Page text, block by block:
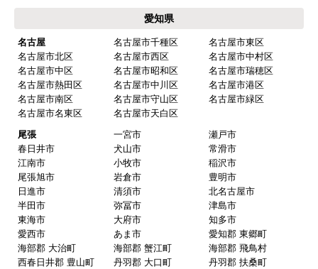
愛知県
名古屋 名古屋市千種区
名古屋市東区
名古屋市北区
名古屋市西区
名古屋市中村区
名古屋市中区
名古屋市昭和区
名古屋市瑞穂区
名古屋市熱田区
名古屋市中川区
名古屋市港区
名古屋市南区
名古屋市守山区
名古屋市緑区
名古屋市名東区
名古屋市天白区
尾張
一宮市
瀬戸市
春日井市
犬山市
常滑市
江南市
小牧市
稲沢市
尾張旭市
岩倉市
豊明市
日進市
清須市
北名古屋市
半田市
弥冨市
津島市
東海市
大府市
知多市
愛西市
あま市
愛知郡 東郷町
海部郡 大治町
海部郡 蟹江町
海部郡 飛鳥村
西春日井郡 豊山町
丹羽郡 大口町
丹羽郡 扶桑町